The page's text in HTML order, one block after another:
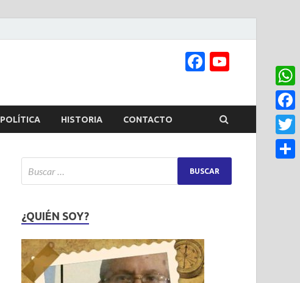
Facebook
Channel
POLÍTICA HISTORIA CONTACTO
¿QUIÉN SOY?